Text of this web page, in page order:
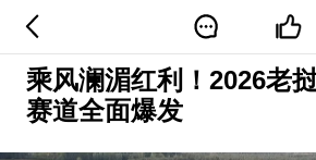
乘风澜湄红利！2026老
赛道全面爆发